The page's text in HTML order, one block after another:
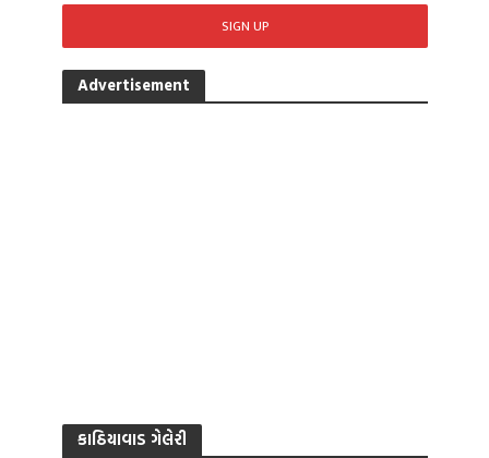
Advertisement
કાઠિયાવાડ ગેલેરી